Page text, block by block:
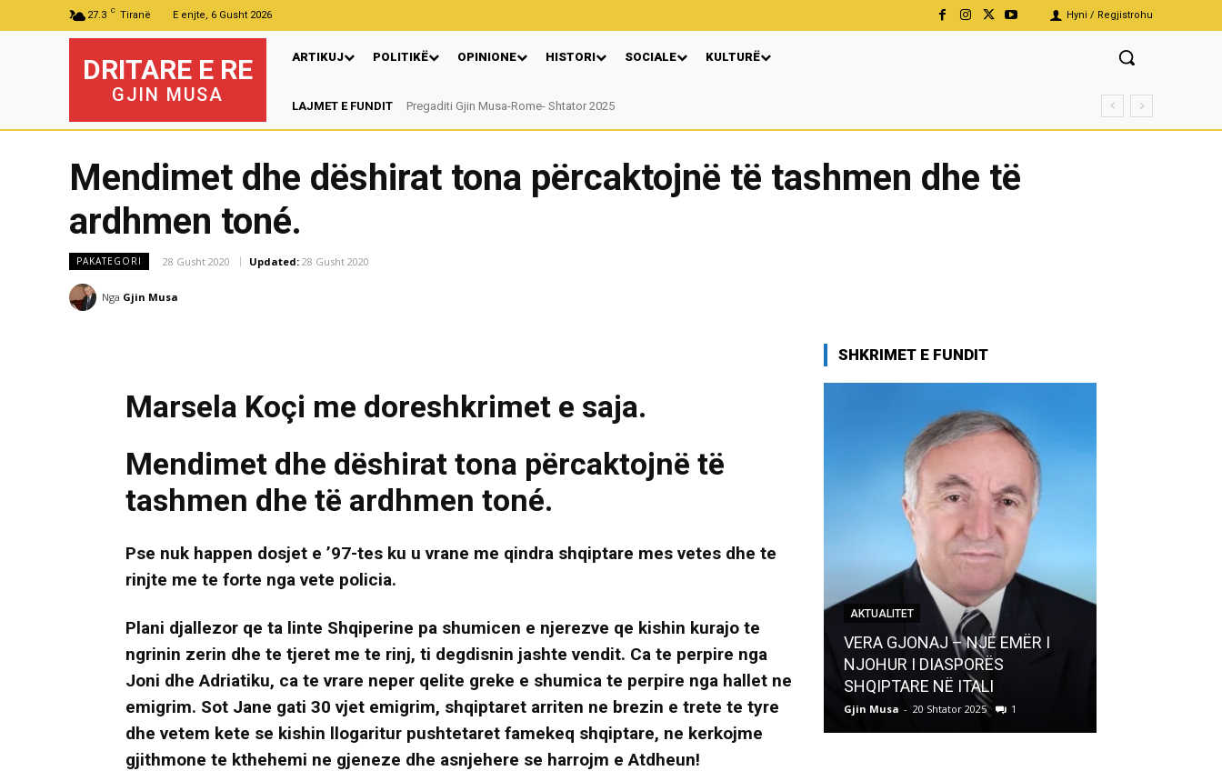
27.3 C Tiranë E enjte, 6 Gusht 2026 Hyni / Regjistrohu
DRITARE E RE
GJIN MUSA
ARTIKUJ POLITIKË OPINIONE HISTORI SOCIALE KULTURË
LAJMET E FUNDIT Pregaditi Gjin Musa-Rome- Shtator 2025
Nga: Ndue Dedaj
Mendimet dhe dëshirat tona përcaktojnë të tashmen dhe të
ardhmen toné.
PAKATEGORI 28 Gusht 2020 Updated: 28 Gusht 2020
Nga Gjin Musa
Marsela Koçi me doreshkrimet e saja.
Mendimet dhe dëshirat tona përcaktojnë të
tashmen dhe të ardhmen toné.
Pse nuk happen dosjet e ’97-tes ku u vrane me qindra shqiptare mes vetes dhe te
rinjte me te forte nga vete policia.
Plani djallezor qe ta linte Shqiperine pa shumicen e njerezve qe kishin kurajo te
ngrinin zerin dhe te tjeret me te rinj, ti degdisnin jashte vendit. Ca te perpire nga
Joni dhe Adriatiku, ca te vrare neper qelite greke e shumica te perpire nga hallet ne
emigrim. Sot Jane gati 30 vjet emigrim, shqiptaret arriten ne brezin e trete te tyre
dhe vetem kete se kishin llogaritur pushtetaret famekeq shqiptare, ne kerkojme
gjithmone te kthehemi ne gjeneze dhe asnjehere se harrojm e Atdheun!
SHKRIMET E FUNDIT
AKTUALITET
VERA GJONAJ – NJË EMËR I
NJOHUR I DIASPORËS
SHQIPTARE NË ITALI
Gjin Musa - 20 Shtator 2025 1